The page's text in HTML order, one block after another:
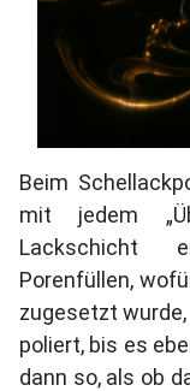
Beim
mit jedem
Lackschicht
Porenfüllen,
zugesetzt
poliert, bis es
dann so, als ob